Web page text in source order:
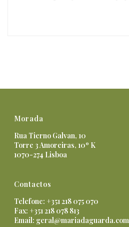
Morada
Rua Tierno Galvan, 10
Torre 3 Amoreiras, 10º K
1070-274 Lisboa
Contactos
Telefone: +351 218 075 070
Fax: +351 218 078 813
Email: geral@mariadaguarda.com